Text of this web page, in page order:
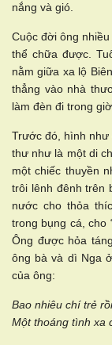
nắng và gió.
Cuộc đời ông
thể chữa được.
nằm giữa xa lộ
thẳng vào nhà
làm đèn đi trong
Trước đó, hình như
thư như là một di
một chiếc thuyền
trôi lênh đênh trên
nước cho thỏa
trong bụng cá, cho
Ông được hỏa
ông bà và dì Nga
của ông:
Bao nhiêu chí trẻ
Một thoáng tình xa